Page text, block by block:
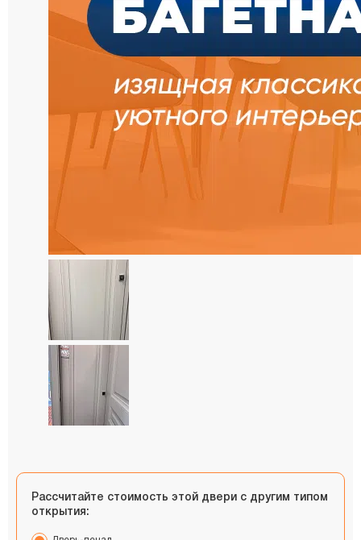
Рассчитайте стоимость этой двери с другим типом
открытия: